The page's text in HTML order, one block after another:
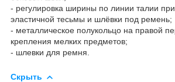
- регулировка ширины по линии талии
эластичной тесьмы и шлёвки под ремень;
- металлическое полукольцо на правой
крепления мелких предметов;
- шлевки для ремня.
Скрыть